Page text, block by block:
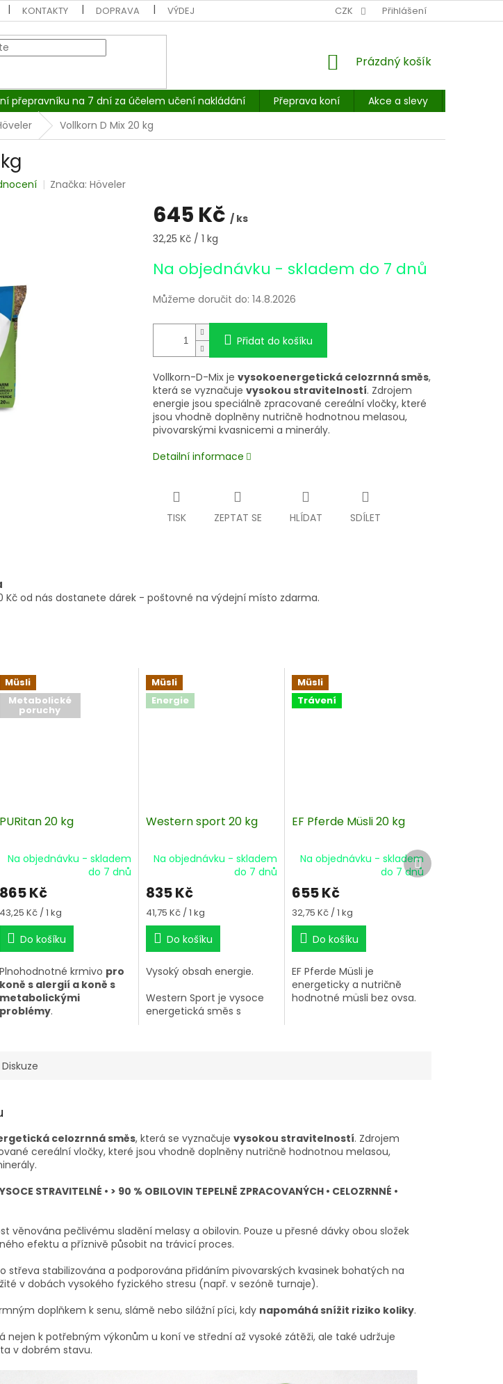
KONTAKTY DOPRAVA VÝDEJNÍ MÍSTO: BALÍKOVNA, PPL, GLS, SUPERVÝDEJNY, UPS
CZK Přihlášení
NÁKUPNÍ
Prázdný košík
přepravníku na 7 dní za účelem učení nakládání Přeprava koní Akce a slevy
Vollkorn D Mix 20 kg
Značka:Höveler
645 Kč / ks
Měrná
32,25 Kč / 1 kg
Na objednávku - skladem do 7 dnů
Můžeme doručit do: 14.8.2026
Přidat do košíku
Vollkorn-D-Mix je vysokoenergetická celozrnná směs,
která se vyznačuje vysokou stravitelností. Zdrojem
energie jsou speciálně zpracované cereální vločky, které
jsou vhodně doplněny nutričně hodnotnou melasou,
pivovarskými kvasnicemi a minerály.
Detailní informace
TISK ZEPTAT SE HLÍDAT SDÍLET
Kč od nás dostanete dárek - poštovné na výdejní místo zdarma.
Müsli
Metabolické
poruchy
PURitan 20 kg
Na objednávku - skladem
do 7 dnů
865 Kč
Měrná
cena:
43,25 Kč / 1 kg
Do košíku
Plnohodnotné krmivo pro
koně s alergií a koně s
metabolickými
problémy.
cukrů
Müsli
Energie
Western sport 20 kg
Na objednávku - skladem
do 7 dnů
835 Kč
Měrná
cena:
41,75 Kč / 1 kg
Do košíku
Vysoký obsah energie.
Western Sport je vysoce
energetická směs s
Müsli
Trávení
EF Pferde Müsli 20 kg
Na objednávku - skladem
do 7 dnů
655 Kč
Měrná
cena:
32,75 Kč / 1 kg
Do košíku
EF Pferde Müsli je
energeticky a nutričně
hodnotné müsli bez ovsa.
Další
produkt
Diskuze
celozrnná směs, která se vyznačuje vysokou stravitelností. Zdrojem
cereální vločky, které jsou vhodně doplněny nutričně hodnotnou melasou,
STRAVITELNÉ • > 90 % OBILOVIN TEPELNĚ ZPRACOVANÝCH • CELOZRNNÉ •
věnována pečlivému sladění melasy a obilovin. Pouze u přesné dávky obou složek
efektu a příznivě působit na trávicí proces.
střeva stabilizována a podporována přidáním pivovarských kvasinek bohatých na
v dobách vysokého fyzického stresu (např. v sezóně turnaje).
doplňkem k senu, slámě nebo silážní píci, kdy napomáhá snížit riziko koliky.
nejen k potřebným výkonům u koní ve střední až vysoké zátěži, ale také udržuje
v dobrém stavu.